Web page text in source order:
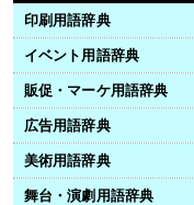
印刷用語辞典
イベント用語辞典
販促・マーケ用語辞典
広告用語辞典
美術用語辞典
舞台・演劇用語辞典